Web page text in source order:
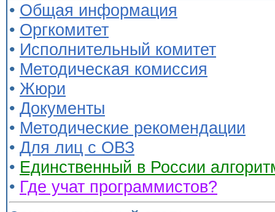
• Общая информация
• Оргкомитет
• Исполнительный комитет
• Методическая комиссия
• Жюри
• Документы
• Методические рекомендации
• Для лиц с ОВЗ
• Единственный в России
• Где учат программистов?